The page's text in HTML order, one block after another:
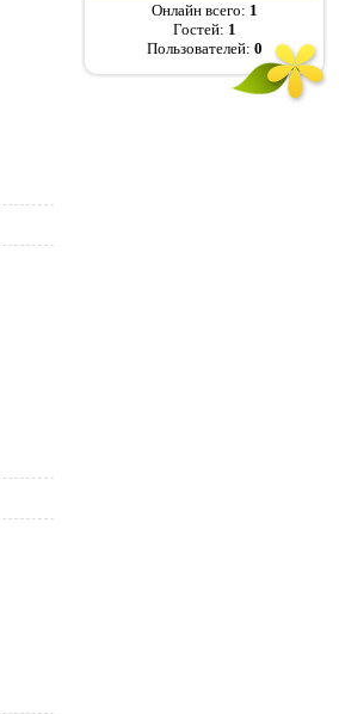
Онлайн всего: 1
Гостей: 1
Пользователей: 0